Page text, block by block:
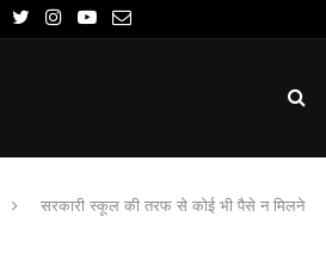
सरकारी स्कूल की तरफ से कोई भी पैसे न मिलने